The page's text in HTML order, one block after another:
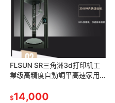
FLSUN SR三角洲3d打印机工
業级高精度自動調平高速家用
$14,000